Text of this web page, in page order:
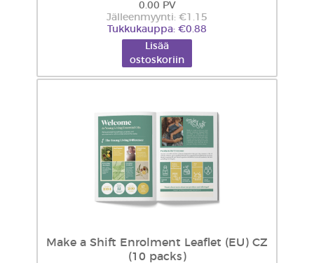
0.00 PV
Jälleenmyynti: €1.15
Tukkukauppa: €0.88
Lisää
ostoskoriin
Make a Shift Enrolment Leaflet (EU) CZ
(10 packs)